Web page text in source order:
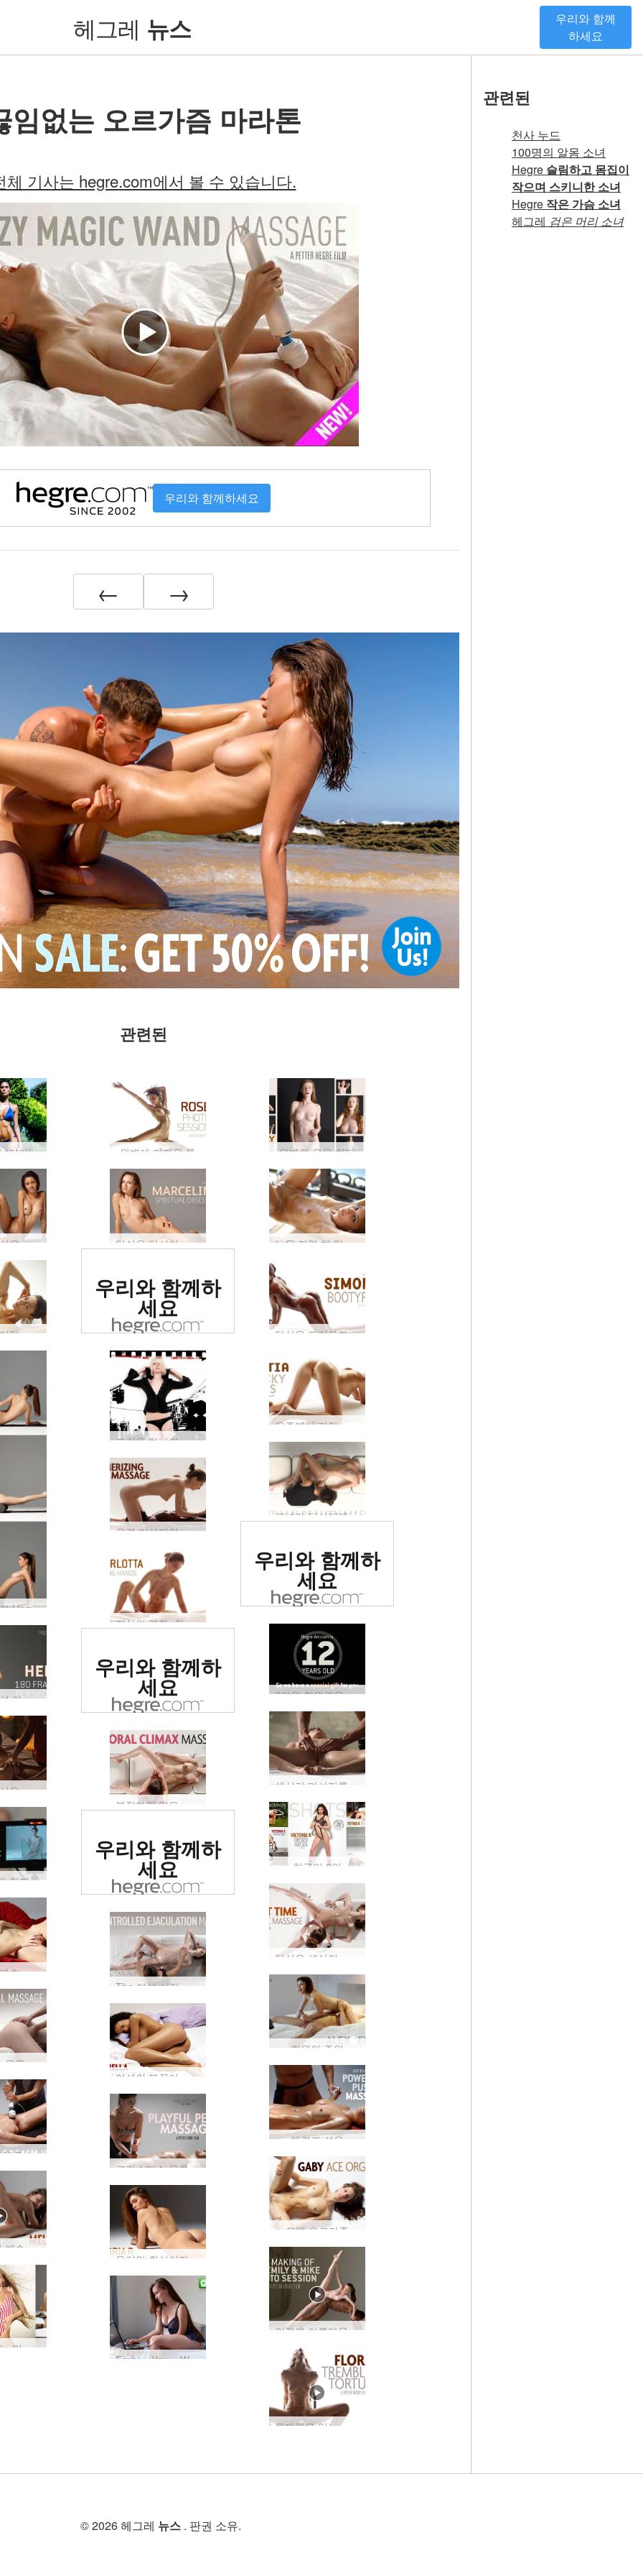
헤그레 뉴스
우리와 함께
하세요
임없는 오르가즘 마라톤
체 기사는 hegre.com에서 볼 수 있습니다.
우리와 함께하세요
← →
관련된
이야! 완벽에 가까운 톤 완벽한 음을 치다
패션의 손실은 당신의 이익입니다! 당신은 당신이 먹는 것입니다 눈을 가린 채 탐험에 열심
멋진 스케이팅 소녀
사이트로 평가됨
우리와 함께하
세요
당신을 드리블하게 만드는 볼 기술
우리의 멋진 Hegre.com 모델이 어떻게 이렇게 멋진 모습을 유지하는지 궁금한 적이 있습니까?
그것은 하나의 큰 섹시한 사과입니다
우주에서 가장 아름다운 소녀는?
그녀가 당신에게 알리고 싶지 않은 뷰티 시크릿
음경 마사지의 장점
사이트로 평가됨
우리와 함께하
세요
지상의 평화, 한 번에 하나의 마사지…
6개월 회원권을 무료로 받으세요!
슬로우 모션 아름다운 재미
사이트로 평가됨
우리와 함께하
세요
생식기 마사지를 마스터하세요(그리고 전설이 되세요)
그녀의 무서운 성적 공간을 숭배
천국의 6일
빅토리아와 함께 백스테이지에서 젖어보기
사이트로 평가됨
우리와 함께하
세요
에로틱한 예술 작품
The 여성 사정 에 영화
회원의 주인
질 마사지, 오르가즘 얼굴
여성의 불꽃이 당신을 녹일 것입니다
체력과 성욕
다중 전기 오르가즘 마사지
크리스마스 목록에 넣어
모델 오르가즘
예술
우리의 최신이자 아마도 가장 위대한 몸!
인간의 아름다움을 포착하다
입에서 녹는 밀레나
Emily + You + Webcams = 성적 천국
통제력을 잃는 플로라를 놓치지 마세요
관련된
천사 누드
100명의 알몸 소녀
Hegre 슬림하고 몸집이
작으며 스키니한 소녀
Hegre 작은 가슴 소녀
헤그레 검은 머리 소녀
© 2026 헤그레 뉴스 . 판권 소유.